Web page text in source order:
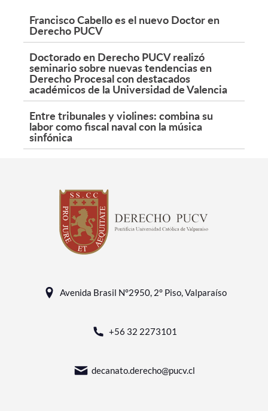
Francisco Cabello es el nuevo Doctor en
Derecho PUCV
Doctorado en Derecho PUCV realizó
seminario sobre nuevas tendencias en
Derecho Procesal con destacados
académicos de la Universidad de Valencia
Entre tribunales y violines: combina su
labor como fiscal naval con la música
sinfónica
Avenida Brasil N°2950, 2° Piso, Valparaíso
+56 32 2273101
decanato.derecho@pucv.cl